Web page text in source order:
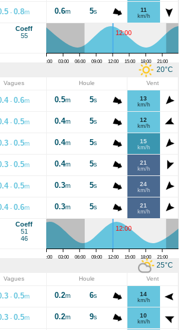
-0.8m 0.6m 5s 11
km/h
Coeff
55
12:00
00:00 03:00 06:00 09:00 12:00 15:00 18:00 21:00
20°C
Vagues Houle Vent
-0.6m 0.5m 5s 13
km/h
-0.5m 0.4m 5s 12
km/h
-0.5m 0.4m 5s 15
km/h
-0.5m 0.4m 5s 21
km/h
-0.5m 0.3m 5s 24
km/h
-0.6m 0.3m 5s 21
km/h
Coeff
51
46
12:00
00:00 03:00 06:00 09:00 12:00 15:00 18:00 21:00
25°C
Vagues Houle Vent
-0.5m 0.2m 6s 14
km/h
-0.5m 0.2m 9s 10
km/h